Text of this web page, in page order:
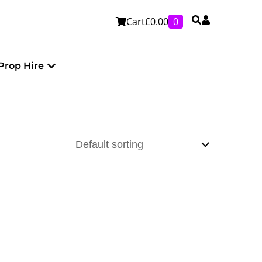
Cart£0.00 0
Hire Open Prop Hire